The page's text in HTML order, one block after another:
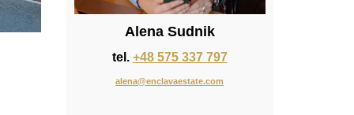
Alena Sudnik
tel. +48 575 337 797
alena@enclavaestate.com